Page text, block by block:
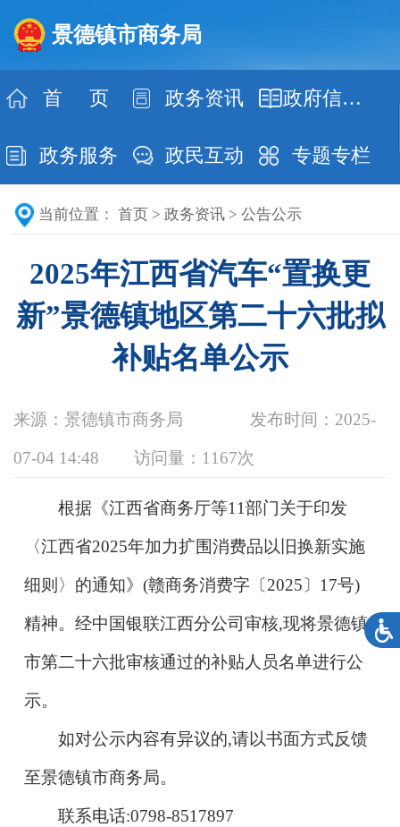
景德镇市商务局
首 页 政务资讯 政府信息公开
政务服务 政民互动 专题专栏
当前位置： 首页> 政务资讯> 公告公示
2025年江西省汽车“置换更
新”景德镇地区第二十六批拟
补贴名单公示
来源：景德镇市商务局 发布时间：2025-
07-04 14:48 访问量： 1167次
根据《江西省商务厅等11部门关于印发
〈江西省2025年加力扩围消费品以旧换新实施
细则〉的通知》(赣商务消费字〔2025〕17号)
精神。经中国银联江西分公司审核,现将景德镇
市第二十六批审核通过的补贴人员名单进行公
示。
如对公示内容有异议的,请以书面方式反馈
至景德镇市商务局。
联系电话:0798-8517897